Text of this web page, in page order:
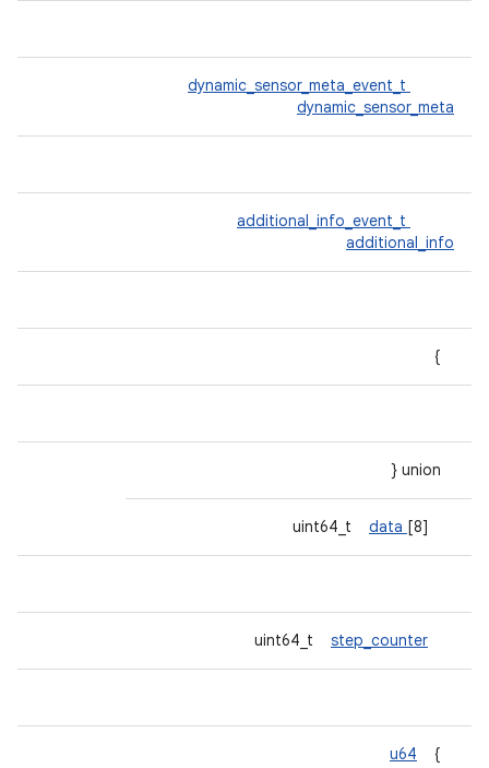
dynamic_sensor_meta_event_t
dynamic_sensor_meta
additional_info_event_t
additional_info
}
data [8]
step_counter
}
u64